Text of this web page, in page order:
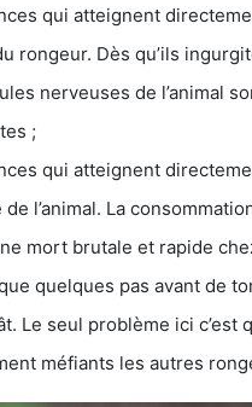
qui atteignent
rongeur. Dès qu’ils
nerveuses de l’animal
;
qui atteignent
l’animal. La
mort brutale et rapide
quelques pas avant de
Le seul problème ici c’est
méfiants les autres